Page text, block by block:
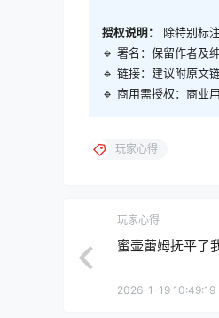
授权说明： 除特别标
🔹 署名：保留作者及
🔹 链接：建议附原文
🔹 商用需授权：商业
玩家心得
玩家心得
蜜壶蕾姆抚平了
2026-1-19 10:49:19